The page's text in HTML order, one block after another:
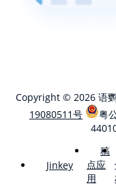
Copyright © 2026 语
19080511号
粤
Jinkey
稿
点应
用